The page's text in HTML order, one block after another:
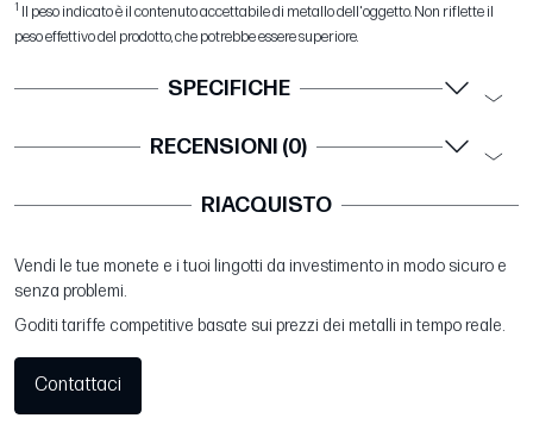
1
Il peso indicato è il contenuto accettabile di metallo dell'oggetto. Non riflette il
peso effettivo del prodotto, che potrebbe essere superiore.
SPECIFICHE
RECENSIONI (0)
RIACQUISTO
Vendi le tue monete e i tuoi lingotti da investimento in modo sicuro e
senza problemi.
Goditi tariffe competitive basate sui prezzi dei metalli in tempo reale.
Contattaci